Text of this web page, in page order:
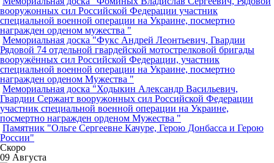
вооружонных сил Российской Федерации участник
специальной военной операции на Украине, посмертно
награжден орденом мужества "
Мемориальная доска "Фукс Андрей Леонтьевич, Гвардии
Рядовой 74 отдельной гвардейской мотострелковой бригады
вооружённых сил Российской Федерации, участник
специальной военной операции на Украине, посмертно
награжден орденом Мужества "
Мемориальная доска "Ходыкин Александр Васильевич,
Гвардии Сержант вооружонных сил Российской Федерации
участник специальной военной операции на Украине,
посмертно награжден орденом Мужества "
Памятник "Ольге Сергеевне Качуре, Герою Донбасса и Герою
России"
Скоро
09 Августа